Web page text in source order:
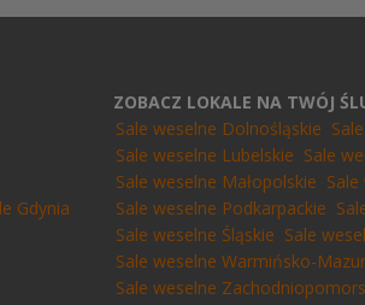
Gdynia
ZOBACZ LOKALE NA TWÓJ
Sale weselne Dolnośląskie
Sale weselne Lubelskie Sale
Sale weselne Małopolskie
Sale weselne Podkarpackie
Sale weselne Śląskie Sale
Sale weselne Warmińsko-
Sale weselne